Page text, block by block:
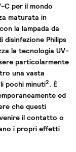
C per il mondo
maturata in
la lampada da
disinfezione Philips
la tecnologia UV-
particolarmente
una vasta
pochi minuti2. È
ed
che questi
il contatto o
i propri effetti